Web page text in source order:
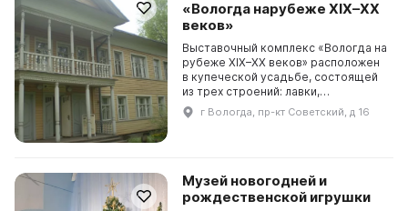
«Вологда нарубеже XIX–XX
веков»
Выставочный комплекс «Вологда на
рубеже XIX–XX веков» расположен
в купеческой усадьбе, состоящей
из трех строений: лавки,
купеческого особняка и доходного
дома. Все постройки в начале ХХ
г Вологда, пр-кт Советский, д 16
Музей новогодней и
рождественской игрушки